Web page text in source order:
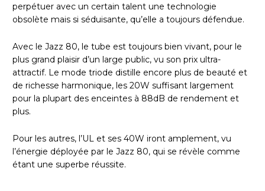
perpétuer avec un certain talent une technologie
obsolète mais si séduisante, qu’elle a toujours défendue.
Avec le Jazz 80, le tube est toujours bien vivant, pour le
plus grand plaisir d’un large public, vu son prix ultra-
attractif. Le mode triode distille encore plus de beauté et
de richesse harmonique, les 20W suffisant largement
pour la plupart des enceintes à 88dB de rendement et
plus.
Pour les autres, l’UL et ses 40W iront amplement, vu
l’énergie déployée par le Jazz 80, qui se révèle comme
étant une superbe réussite.